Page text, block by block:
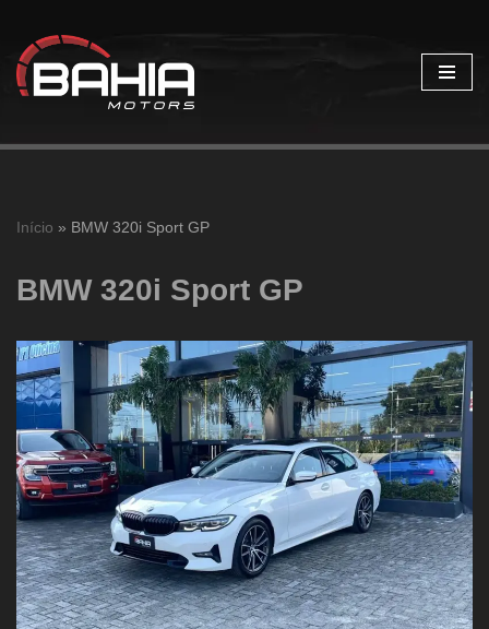
Pular
para
Início » BMW 320i Sport GP
BMW 320i Sport GP